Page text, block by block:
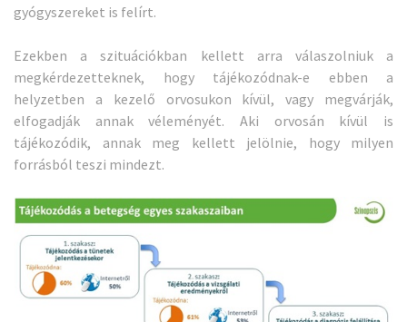
gyógyszereket is felírt.
Ezekben a szituációkban kellett arra válaszolniuk a
megkérdezetteknek, hogy tájékozódnak-e ebben a
helyzetben a kezelő orvosukon kívül, vagy megvárják,
elfogadják annak véleményét. Aki orvosán kívül is
tájékozódik, annak meg kellett jelölnie, hogy milyen
forrásból teszi mindezt.